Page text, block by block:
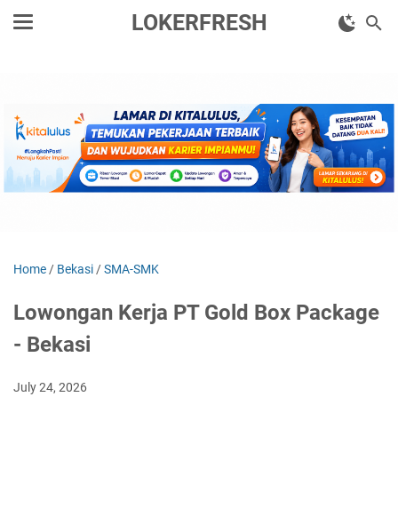
LOKERFRESH
Home / Bekasi /SMA-SMK
Lowongan Kerja PT Gold Box Package
- Bekasi
July 24, 2026